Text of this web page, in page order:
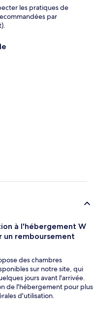
les pratiques de
par
à l'hébergement W
un remboursement
des chambres
sur notre site, qui
jours avant l'arrivée.
de l'hébergement pour plus
d'utilisation.